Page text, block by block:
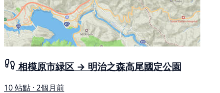
相模原市緑区 → 明治之森高尾國定公園
10 站點 · 2個月前